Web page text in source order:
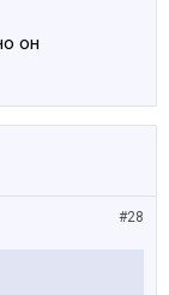
он
#28